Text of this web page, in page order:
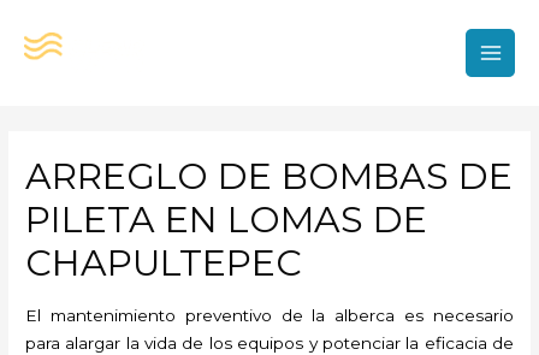
ARREGLO DE BOMBAS DE
PILETA EN LOMAS DE
CHAPULTEPEC
El mantenimiento preventivo de la alberca es necesario
para alargar la vida de los equipos y potenciar la eficacia de